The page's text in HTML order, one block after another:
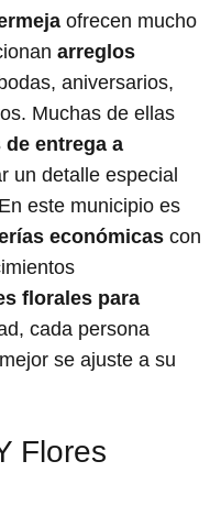
ofrecen mucho
arreglos
aniversarios,
Muchas de ellas
entrega a
un detalle especial
este municipio es
económicas con
florales para
cada persona
se ajuste a su
Flores